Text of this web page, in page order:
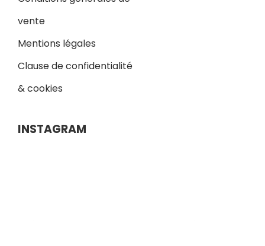
vente
Mentions légales
Clause de confidentialité
& cookies
INSTAGRAM